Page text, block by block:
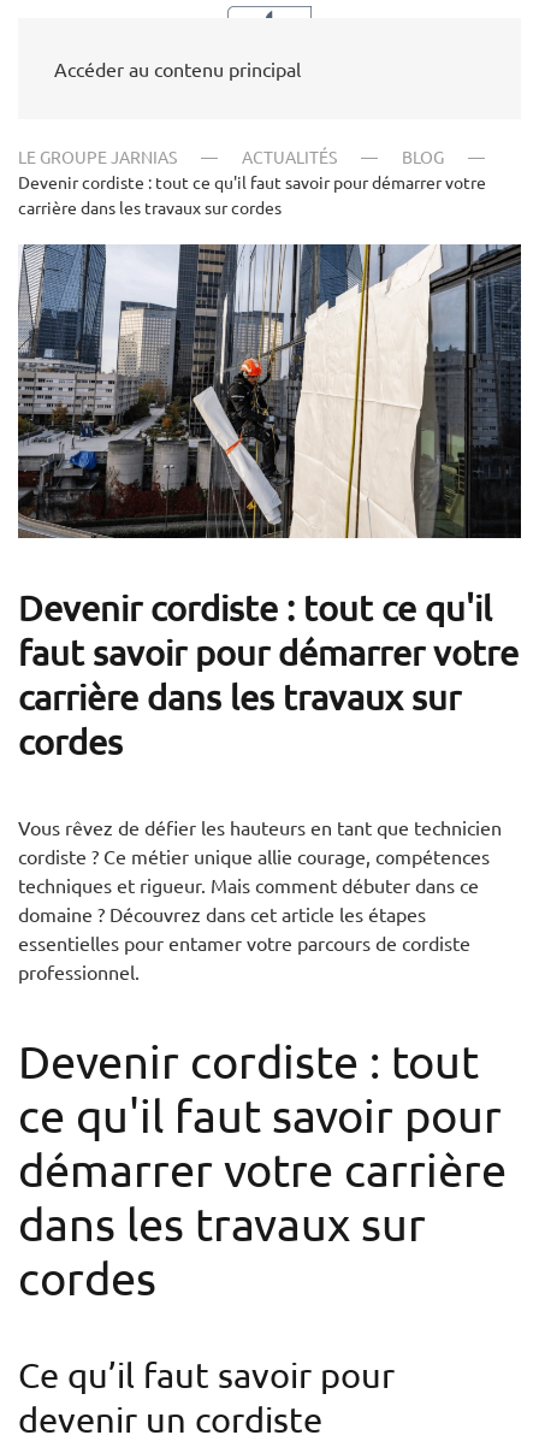
Accéder au contenu principal
LE GROUPE JARNIAS ACTUALITÉS
BLOG
Devenir cordiste : tout ce qu'il faut savoir pour démarrer votre
carrière dans les travaux sur cordes
Devenir cordiste : tout ce qu'il
faut savoir pour démarrer votre
carrière dans les travaux sur
cordes
Vous rêvez de défier les hauteurs en tant que technicien
cordiste ? Ce métier unique allie courage, compétences
techniques et rigueur. Mais comment débuter dans ce
domaine ? Découvrez dans cet article les étapes
essentielles pour entamer votre parcours de cordiste
professionnel.
Devenir cordiste : tout
ce qu'il faut savoir pour
démarrer votre carrière
dans les travaux sur
cordes
Ce qu’il faut savoir pour
devenir un cordiste